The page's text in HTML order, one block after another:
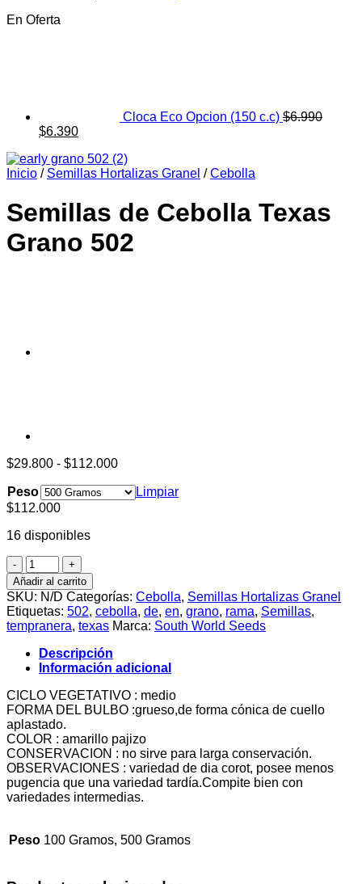
En Oferta
Cloca Eco Opcion (150 c.c) $6.990
El
original
era:
$6.390El
actual
es:
Inicio / Semillas Hortalizas Granel / Cebolla
Semillas de Cebolla Texas
Grano 502
$29.800 - $112.000Rango
precios:
Peso
Limpiar
$112.000
16 disponibles
Semillas
de
Cebolla
Texas
Grano
502
cantidad
Añadir al carrito
SKU: N/D Categorías: Cebolla, Semillas Hortalizas Granel
Etiquetas: 502, cebolla, de, en, grano, rama, Semillas,
tempranera, texas Marca: South World Seeds
Descripción
Información adicional
CICLO VEGETATIVO : medio
FORMA DEL BULBO :grueso,de forma cónica de cuello
aplastado.
COLOR : amarillo pajizo
CONSERVACION : no sirve para larga conservación.
OBSERVACIONES : variedad de dia corot, posee menos
pugencia que una variedad tardía.Compite bien con
variedades intermedias.
Peso 100 Gramos, 500 Gramos